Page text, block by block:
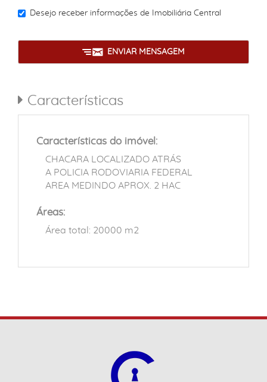
Desejo receber informações de Imobiliária Central
ENVIAR MENSAGEM
Características
Características do imóvel:
CHACARA LOCALIZADO ATRÁS
A POLICIA RODOVIARIA FEDERAL
AREA MEDINDO APROX. 2 HAC
Áreas:
Área total: 20000 m2